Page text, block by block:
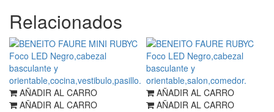
Relacionados
AÑADIR AL CARRO
AÑADIR AL CARRO
AÑADIR AL CARRO
AÑADIR AL CARRO